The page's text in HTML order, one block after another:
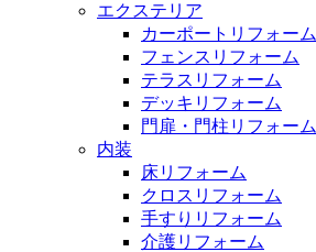
エクステリア
カーポートリフォーム
フェンスリフォーム
テラスリフォーム
デッキリフォーム
門扉・門柱リフォーム
内装
床リフォーム
クロスリフォーム
手すりリフォーム
介護リフォーム